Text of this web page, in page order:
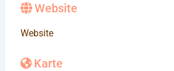
Website
Website
Karte